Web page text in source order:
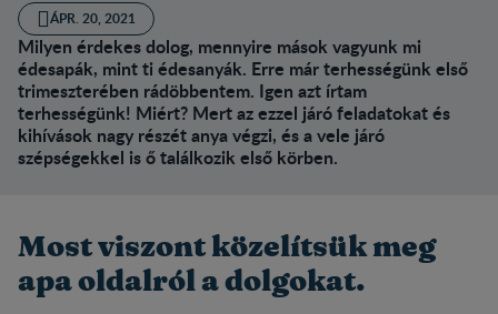
ÁPR. 20, 2021
Milyen érdekes dolog, mennyire mások vagyunk mi
édesapák, mint ti édesanyák. Erre már terhességünk első
trimeszterében rádöbbentem. Igen azt írtam
terhességünk! Miért? Mert az ezzel járó feladatokat és
kihívások nagy részét anya végzi, és a vele járó
szépségekkel is ő találkozik első körben.
Most viszont közelítsük meg
apa oldalról a dolgokat.